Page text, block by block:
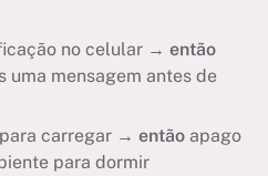
no celular → então
uma mensagem antes de
carregar → então apago
para dormir